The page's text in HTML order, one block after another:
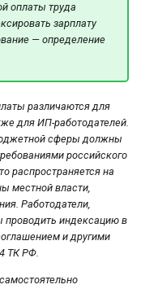
оплаты труда
зарплату
— определение
различаются для
для ИП-работодателей.
сферы должны
российского
распространяется на
местной власти,
Работодатели,
проводить индексацию в
и другими
ТК РФ.